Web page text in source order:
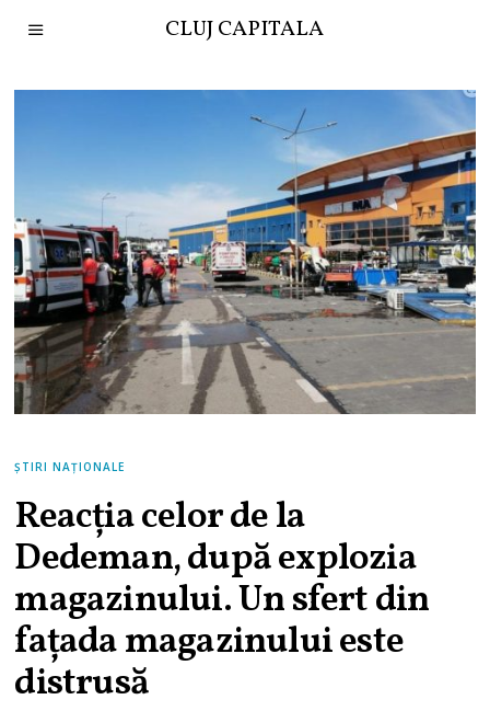
CLUJ CAPITALA
ȘTIRI NAȚIONALE
Reacția celor de la
Dedeman, după explozia
magazinului. Un sfert din
faţada magazinului este
distrusă